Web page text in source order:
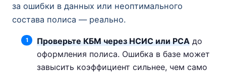
за ошибки в данных или неоптимального
состава полиса — реально.
Проверьте КБМ через НСИС или РСАдо
оформления полиса. Ошибка в базе может
завысить коэффициент сильнее, чем само